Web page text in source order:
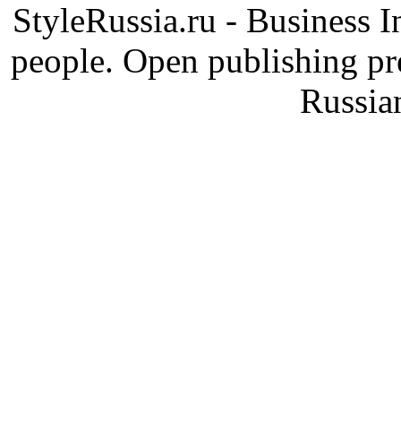
StyleRussia.ru - Business
people. Open publishing